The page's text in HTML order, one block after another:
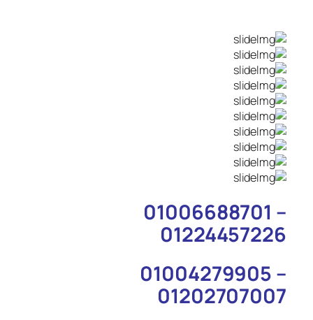
01006688701 –
01224457226
01004279905 –
01202707007